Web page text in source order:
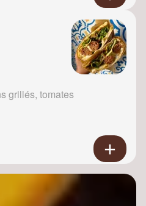
grillés, tomates